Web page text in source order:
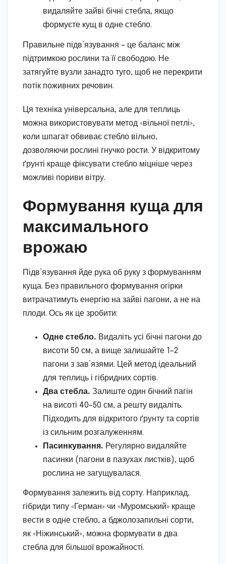
видаляйте зайві бічні стебла, якщо
формуєте кущ в одне стебло.
Правильне підв’язування – це баланс між
підтримкою рослини та її свободою. Не
затягуйте вузли занадто туго, щоб не перекрити
потік поживних речовин.
Ця техніка універсальна, але для теплиць
можна використовувати метод «вільної петлі»,
коли шпагат обвиває стебло вільно,
дозволяючи рослині гнучко рости. У відкритому
ґрунті краще фіксувати стебло міцніше через
можливі пориви вітру.
Формування куща для
максимального
врожаю
Підв’язування йде рука об руку з формуванням
куща. Без правильного формування огірки
витрачатимуть енергію на зайві пагони, а не на
плоди. Ось як це зробити:
Одне стебло. Видаліть усі бічні пагони до
висоти 50 см, а вище залишайте 1–2
пагони з зав’язями. Цей метод ідеальний
для теплиць і гібридних сортів.
Два стебла. Залиште один бічний пагін
на висоті 40–50 см, а решту видаліть.
Підходить для відкритого ґрунту та сортів
із сильним розгалуженням.
Пасинкування. Регулярно видаляйте
пасинки (пагони в пазухах листків), щоб
рослина не загущувалася.
Формування залежить від сорту. Наприклад,
гібриди типу «Герман» чи «Муромський» краще
вести в одне стебло, а бджолозапильні сорти,
як «Ніжинський», можна формувати в два
стебла для більшої врожайності.